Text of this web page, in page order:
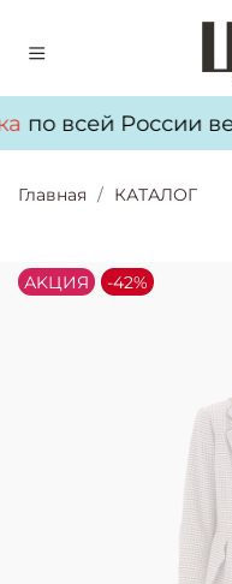
по всей России
Главная КАТАЛОГ
АKЦИЯ -42%